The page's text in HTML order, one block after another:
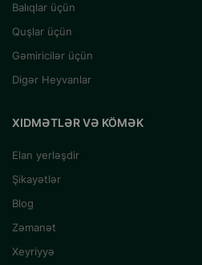
Balıqlar üçün
Quşlar üçün
Gəmiricilər üçün
Digər Heyvanlar
XIDMƏTLƏR VƏ KÖMƏK
Elan yerləşdir
Şikayətlər
Blog
Zəmanət
Xeyriyyə